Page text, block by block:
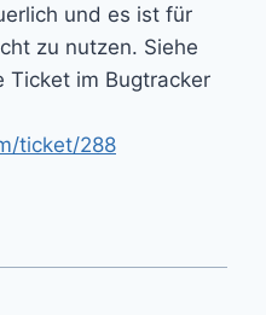
und es ist für
zu nutzen. Siehe
Ticket im Bugtracker
ticket/288